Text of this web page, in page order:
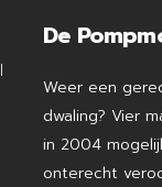
De
Weer een
dwaling? Vier
in 2004
onterecht